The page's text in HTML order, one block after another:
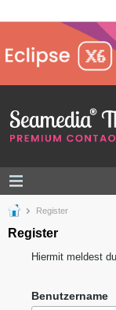
Register
Register
Hiermit meldest
Benutzername